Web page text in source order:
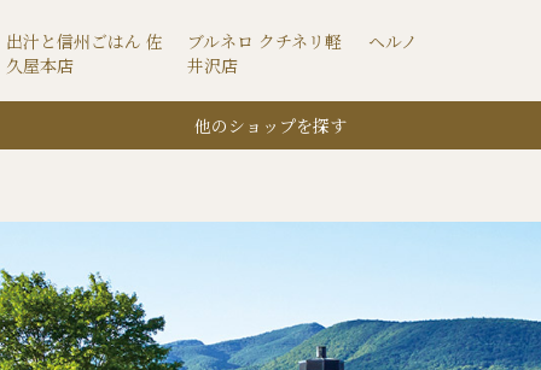
出汁と信州ごはん 佐
久屋本店
ブルネロ クチネリ軽
井沢店
ヘルノ
他のショップを探す